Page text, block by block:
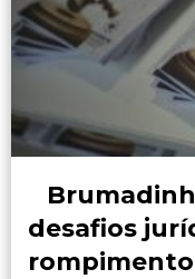
desafios